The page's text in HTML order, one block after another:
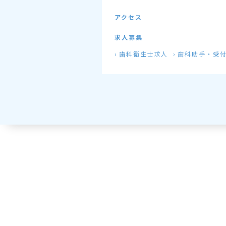
アクセス
求人募集
歯科衛生士求人
歯科助手・受